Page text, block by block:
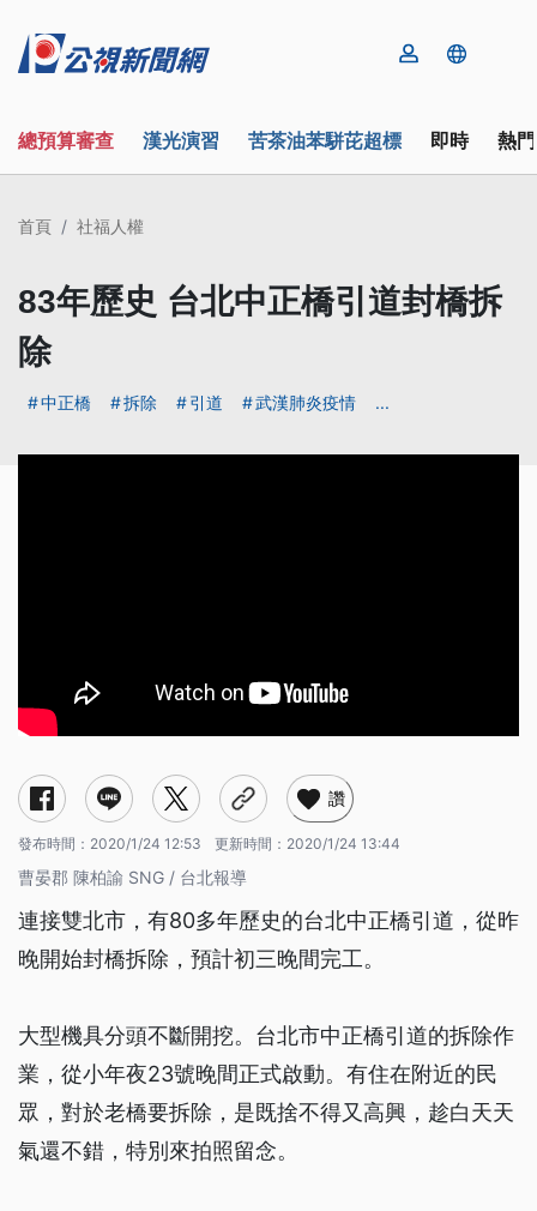
總預算審查 漢光演習 苦茶油苯駢芘超標 即時 熱
首頁 社福人權
83年歷史 台北中正橋引道封橋拆
除
中正橋 拆除 引道 武漢肺炎疫情 ...
讚
發布時間： 2020/1/24 12:53 更新時間： 2020/1/24 13:44
曹晏郡 陳柏諭 SNG / 台北報導
連接雙北市，有80多年歷史的台北中正橋引道，從昨
晚開始封橋拆除，預計初三晚間完工。
大型機具分頭不斷開挖。台北市中正橋引道的拆除作
業，從小年夜23號晚間正式啟動。有住在附近的民
眾，對於老橋要拆除，是既捨不得又高興，趁白天天
氣還不錯，特別來拍照留念。